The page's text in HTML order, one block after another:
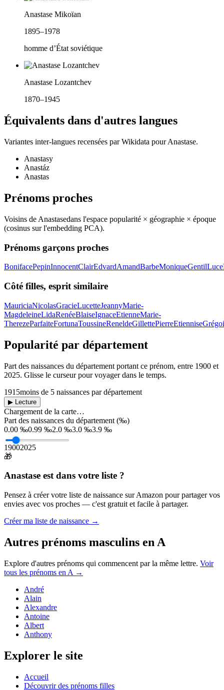
Anastase Mikoïan
1895–1978
homme d’État soviétique
Anastase Lozantchev
1870–1945
Équivalents dans d'autres langues
Variantes inter-langues recensées par Wikidata pourAnastase.
Anastasy
Anastáz
Anastas
Prénoms proches
Voisins de Anastasedans l'espace popularité × géographie × époque
(cosinus sur l'embedding PCA).
Prénoms garçons proches
BonifacePepinInnocentClairEdvardAmandBarbeMoniqueGentilLuce
Côté filles, esprit similaire
MauriciaNicolasGracieLucetteJeannyMarie-
MagdeleineLidaRenéeBlaiseIgnaceEtienneMarie-
TherezeParfaiteFortunaToussineReneldeGillettePierreEtiennise
Popularité par département
Part des naissances du département portant ce prénom, entre 1900 et
2025. Glisse le curseur pour voyager dans le temps.
1915moins de 5 naissances par département
▶ Lecture
Chargement de la carte…
Part des naissances du département (‰)
0.00 ‰0.99 ‰2.0 ‰3.0 ‰3.9 ‰
19002025
🎁
Anastase est dans votre liste ?
Pensez à créer votre liste de naissance sur Amazon pour partager vos
envies avec vos proches — c'est gratuit et facile à partager.
Créer ma liste de naissance →
Autres prénoms masculins en A
Explore d'autres prénoms qui commencent par la même lettre. Voir
tous les prénoms en A →
André
Alain
Alexandre
Antoine
Albert
Anthony
Explorer le site
Accueil
Découvrir des prénoms filles